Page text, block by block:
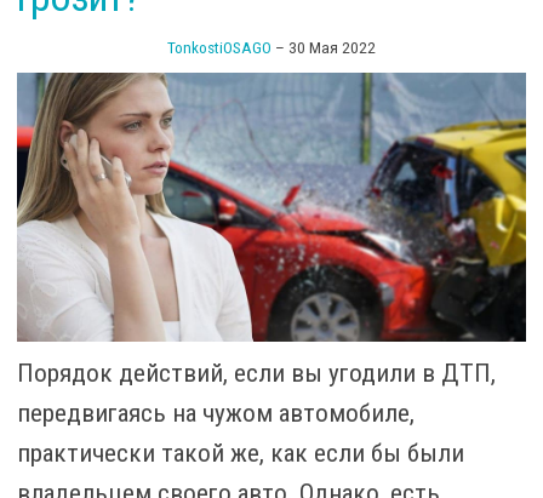
TonkostiOSAGO – 30 Мая 2022
Порядок действий, если вы угодили в ДТП,
передвигаясь на чужом автомобиле,
практически такой же, как если бы были